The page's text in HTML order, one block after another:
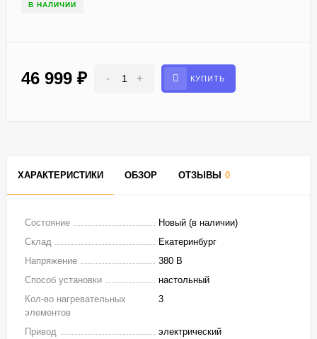
В НАЛИЧИИ
46 999 ₽ - + КУПИТЬ
ХАРАКТЕРИСТИКИ ОБЗОР ОТЗЫВЫ 0
Состояние
Новый (в наличии)
Склад
Екатеринбург
Напряжение
380 В
Способ установки
настольный
Кол-во нагревательных
элементов
3
Привод
электрический